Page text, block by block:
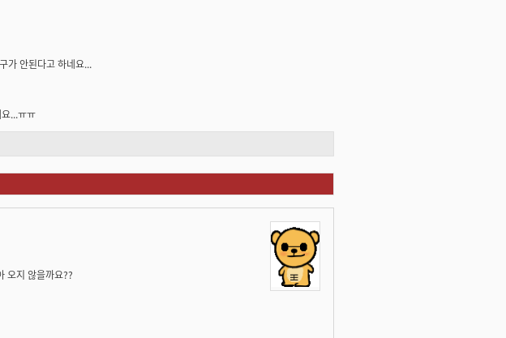
가 안된다고 하네요...
...ㅠㅠ
오지 않을까요??